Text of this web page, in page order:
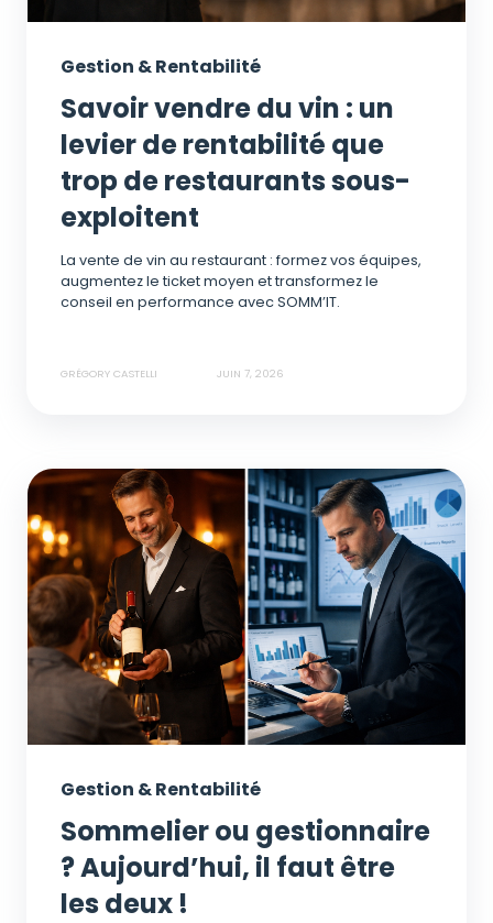
Gestion & Rentabilité
Savoir vendre du vin : un
levier de rentabilité que
trop de restaurants sous-
exploitent
La vente de vin au restaurant : formez vos équipes,
augmentez le ticket moyen et transformez le
conseil en performance avec SOMM’IT.
GRÉGORY CASTELLI JUIN 7, 2026
Gestion & Rentabilité
Sommelier ou gestionnaire
? Aujourd’hui, il faut être
les deux !